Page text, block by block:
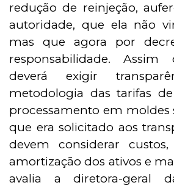
redução de reinjeção,
autoridade, que ela não
mas que agora por
responsabilidade.
deverá exigir
metodologia das tarifas
processamento em moldes
que era solicitado aos
devem considerar
amortização dos ativos e
avalia a diretora-geral